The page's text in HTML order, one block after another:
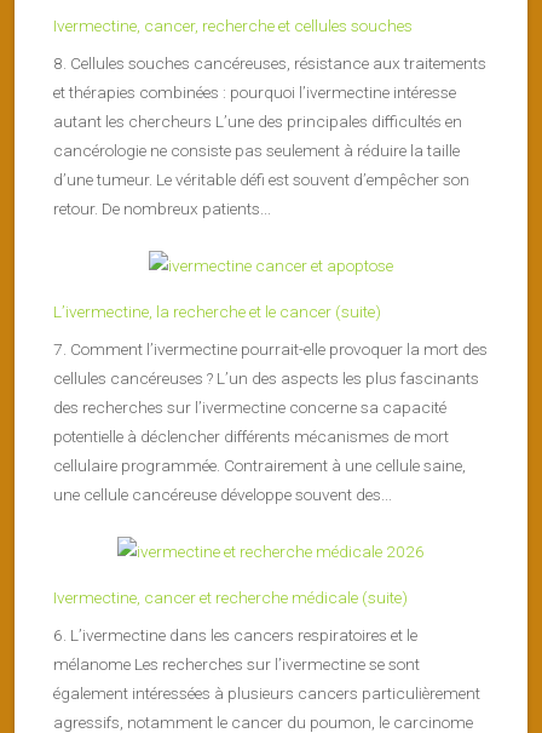
Ivermectine, cancer, recherche et cellules souches
8. Cellules souches cancéreuses, résistance aux traitements
et thérapies combinées : pourquoi l’ivermectine intéresse
autant les chercheurs L’une des principales difficultés en
cancérologie ne consiste pas seulement à réduire la taille
d’une tumeur. Le véritable défi est souvent d’empêcher son
retour. De nombreux patients...
L’ivermectine, la recherche et le cancer (suite)
7. Comment l’ivermectine pourrait-elle provoquer la mort des
cellules cancéreuses ? L’un des aspects les plus fascinants
des recherches sur l’ivermectine concerne sa capacité
potentielle à déclencher différents mécanismes de mort
cellulaire programmée. Contrairement à une cellule saine,
une cellule cancéreuse développe souvent des...
Ivermectine, cancer et recherche médicale (suite)
6. L’ivermectine dans les cancers respiratoires et le
mélanome Les recherches sur l’ivermectine se sont
également intéressées à plusieurs cancers particulièrement
agressifs, notamment le cancer du poumon, le carcinome